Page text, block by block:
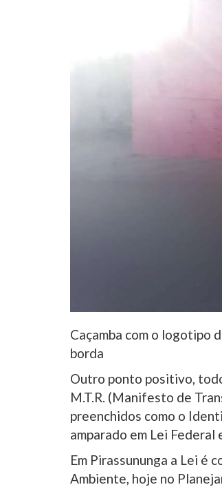
Caçamba com o logotipo
borda
Outro ponto positivo,
M.T.R. (Manifesto de
preenchidos como o
amparado em Lei Federal
Em Pirassununga a Lei é
Ambiente, hoje no